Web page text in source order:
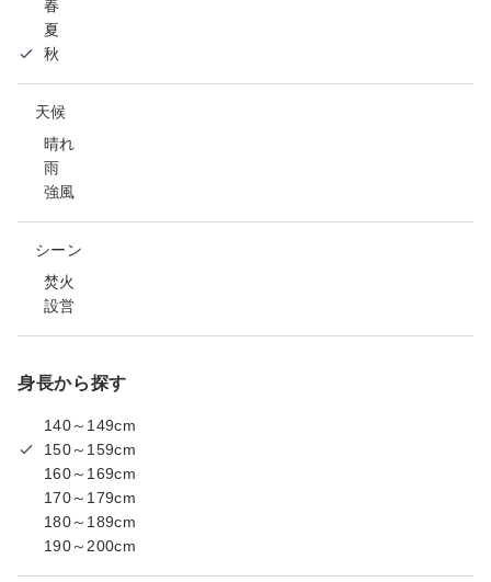
春
夏
秋
天候
晴れ
雨
強風
シーン
焚火
設営
身長から探す
140～149cm
150～159cm
160～169cm
170～179cm
180～189cm
190～200cm